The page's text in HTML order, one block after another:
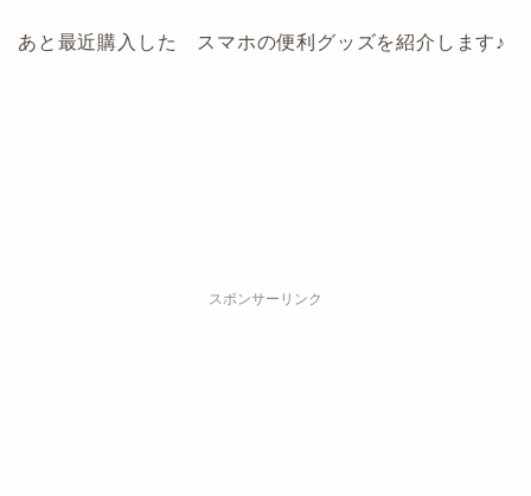
あと最近購入した スマホの便利グッズを紹介します♪
スポンサーリンク